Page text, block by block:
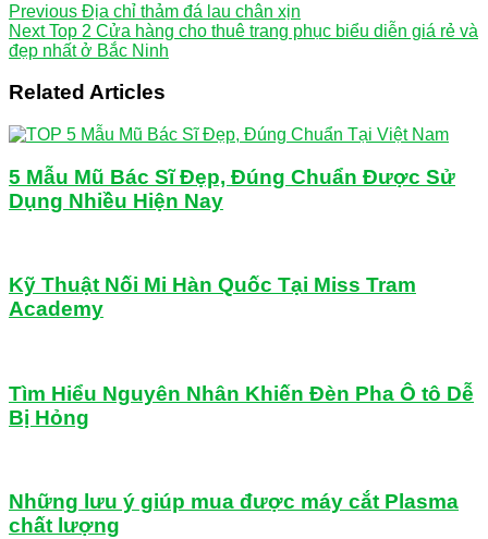
Previous Địa chỉ thảm đá lau chân xịn
NextTop 2 Cửa hàng cho thuê trang phục biểu diễn giá rẻ và
đẹp nhất ở Bắc Ninh
Related Articles
5 Mẫu Mũ Bác Sĩ Đẹp, Đúng Chuẩn Được Sử
Dụng Nhiều Hiện Nay
Kỹ Thuật Nối Mi Hàn Quốc Tại Miss Tram
Academy
Tìm Hiểu Nguyên Nhân Khiến Đèn Pha Ô tô Dễ
Bị Hỏng
Những lưu ý giúp mua được máy cắt Plasma
chất lượng